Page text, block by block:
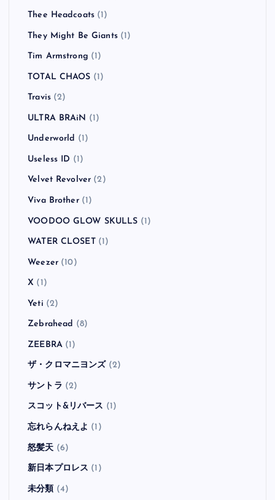
Thee Headcoats (1)
They Might Be Giants(1)
Tim Armstrong (1)
TOTAL CHAOS (1)
Travis(2)
ULTRA BRAiN (1)
Underworld (1)
Useless ID (1)
Velvet Revolver (2)
Viva Brother(1)
VOODOO GLOW SKULLS (1)
WATER CLOSET(1)
Weezer(10)
X (1)
Yeti (2)
Zebrahead (8)
ZEEBRA(1)
ザ・クロマニヨンズ (2)
サントラ (2)
スコット&リバース (1)
忘れらんねえよ (1)
怒髪天 (6)
新日本プロレス (1)
未分類 (4)